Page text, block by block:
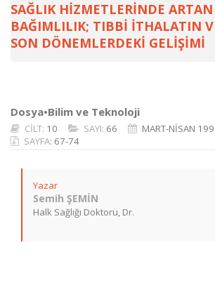
SAĞLIK HİZMETLERİNDE
BAĞIMLILIK; TIBBİ İTHALATIN
SON DÖNEMLERDEKİ GELİŞİMİ
Dosya•Bilim ve Teknoloji
CİLT: 10 SAYI: 66
MART-NİSAN
SAYFA: 67-74
Yazar
Semih ŞEMİN
Halk Sağlığı Doktoru, Dr.